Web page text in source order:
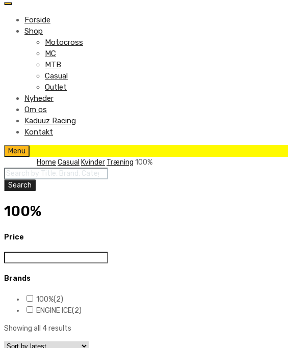
Forside
Shop
Motocross
MC
MTB
Casual
Outlet
Nyheder
Om os
Kaduuz Racing
Kontakt
Skip
content
Menu
Home Casual Kvinder Træning 100%
Products
search
Search
100%
Price
Brands
100%(2)
ENGINE ICE(2)
Showing all 4 results